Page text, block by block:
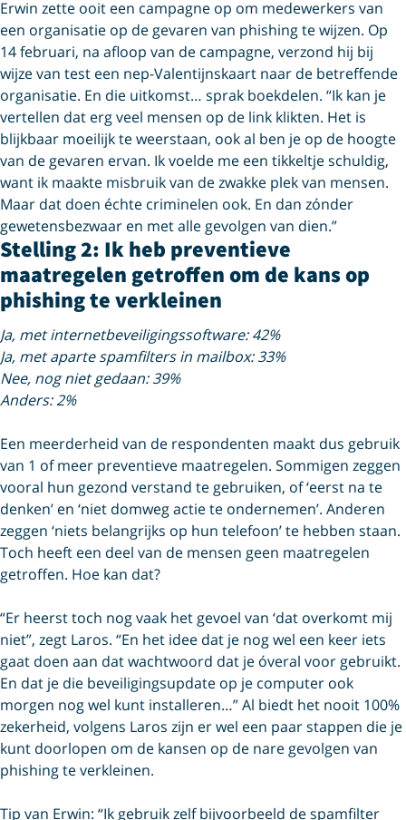
Erwin zette ooit een campagne op om medewerkers van
een organisatie op de gevaren van phishing te wijzen. Op
14 februari, na afloop van de campagne, verzond hij bij
wijze van test een nep-Valentijnskaart naar de betreffende
organisatie. En die uitkomst… sprak boekdelen. “Ik kan je
vertellen dat erg veel mensen op de link klikten. Het is
blijkbaar moeilijk te weerstaan, ook al ben je op de hoogte
van de gevaren ervan. Ik voelde me een tikkeltje schuldig,
want ik maakte misbruik van de zwakke plek van mensen.
Maar dat doen échte criminelen ook. En dan zónder
gewetensbezwaar en met alle gevolgen van dien.”
Stelling 2: Ik heb preventieve
maatregelen getroffen om de kans op
phishing te verkleinen
Ja, met internetbeveiligingssoftware: 42%
Ja, met aparte spamfilters in mailbox: 33%
Nee, nog niet gedaan: 39%
Anders: 2%
Een meerderheid van de respondenten maakt dus gebruik
van 1 of meer preventieve maatregelen. Sommigen zeggen
vooral hun gezond verstand te gebruiken, of ‘eerst na te
denken’ en ‘niet domweg actie te ondernemen’. Anderen
zeggen ‘niets belangrijks op hun telefoon’ te hebben staan.
Toch heeft een deel van de mensen geen maatregelen
getroffen. Hoe kan dat?
“Er heerst toch nog vaak het gevoel van ‘dat overkomt mij
niet”, zegt Laros. “En het idee dat je nog wel een keer iets
gaat doen aan dat wachtwoord dat je óveral voor gebruikt.
En dat je die beveiligingsupdate op je computer ook
morgen nog wel kunt installeren…” Al biedt het nooit 100%
zekerheid, volgens Laros zijn er wel een paar stappen die je
kunt doorlopen om de kansen op de nare gevolgen van
phishing te verkleinen.
Tip van Erwin: “Ik gebruik zelf bijvoorbeeld de spamfilter